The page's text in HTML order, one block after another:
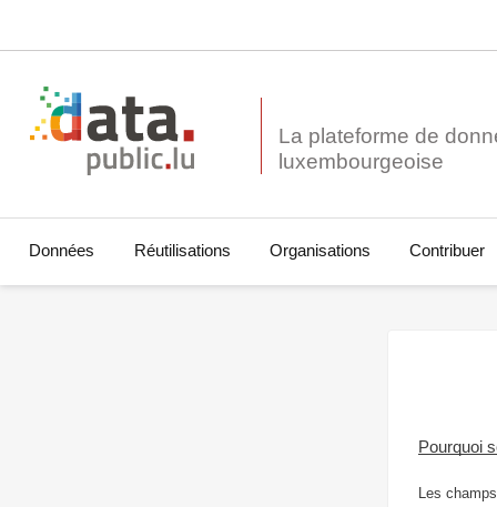
La plateforme de
Données Réutilisations Organisations Contribuer
Pourquoi
Les